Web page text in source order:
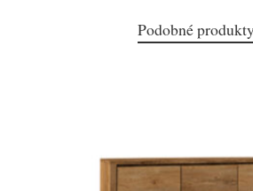
Podobné